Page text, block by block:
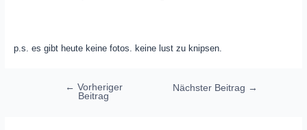
p.s. es gibt heute keine fotos. keine lust zu knipsen.
Beitragsnavigation
← Vorheriger
Beitrag
Nächster Beitrag →